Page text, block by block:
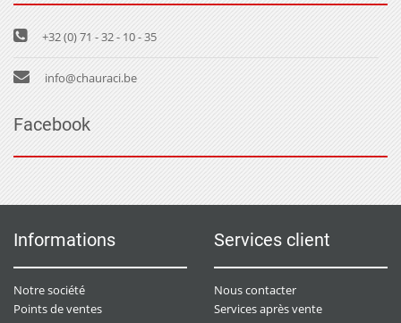
+32 (0) 71 - 32 - 10 - 35
info@chauraci.be
Facebook
Informations
Notre société
Points de ventes
Services client
Nous contacter
Services après vente